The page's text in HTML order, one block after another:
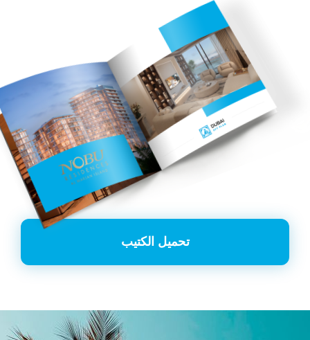
تحميل الكتيب